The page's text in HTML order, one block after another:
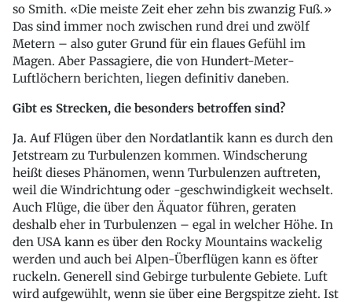
so Smith. «Die meiste Zeit eher zehn bis zwanzig Fuß.»
Das sind immer noch zwischen rund drei und zwölf
Metern – also guter Grund für ein flaues Gefühl im
Magen. Aber Passagiere, die von Hundert-Meter-
Luftlöchern berichten, liegen definitiv daneben.
Gibt es Strecken, die besonders betroffen sind?
Ja. Auf Flügen über den Nordatlantik kann es durch den
Jetstream zu Turbulenzen kommen. Windscherung
heißt dieses Phänomen, wenn Turbulenzen auftreten,
weil die Windrichtung oder -geschwindigkeit wechselt.
Auch Flüge, die über den Äquator führen, geraten
deshalb eher in Turbulenzen – egal in welcher Höhe. In
den USA kann es über den Rocky Mountains wackelig
werden und auch bei Alpen-Überflügen kann es öfter
ruckeln. Generell sind Gebirge turbulente Gebiete. Luft
wird aufgewühlt, wenn sie über eine Bergspitze zieht. Ist